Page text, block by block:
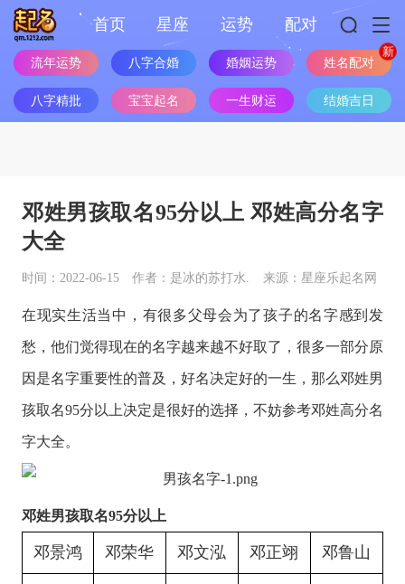
首页 星座 运势 配对
流年运势 八字合婚 婚姻运势 姓名配对
八字精批 宝宝起名 一生财运 结婚吉日
邓姓男孩取名95分以上 邓姓高分名字
大全
时间：2022-06-15 作者：是冰的苏打水. 来源：星座乐起名网
在现实生活当中，有很多父母会为了孩子的名字感到发
愁，他们觉得现在的名字越来越不好取了，很多一部分原
因是名字重要性的普及，好名决定好的一生，那么邓姓男
孩取名95分以上决定是很好的选择，不妨参考邓姓高分名
字大全。
邓姓男孩取名95分以上
邓景鸿 邓荣华 邓文泓 邓正翊 邓鲁山